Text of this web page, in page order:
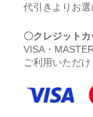
代引きよりお選
〇クレジットカ
VISA・
ご利用いただ